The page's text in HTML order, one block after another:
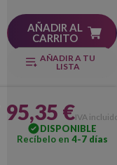
AÑADIR AL
CARRITO
AÑADIR A TU
LISTA
95,35 €IVA
DISPONIBLE
Recíbelo en 4-7 días